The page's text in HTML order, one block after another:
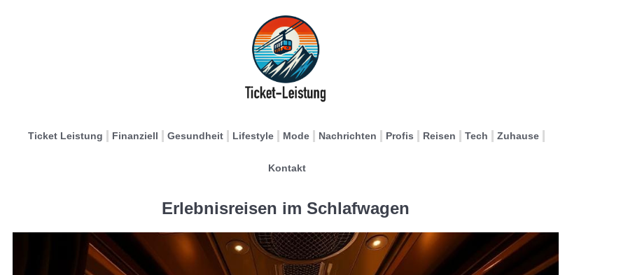
Ticket Leistung Finanziell Gesundheit Lifestyle Mode Nachrichten Profis Reisen Tech Zuhause
Kontakt
Erlebnisreisen im Schlafwagen